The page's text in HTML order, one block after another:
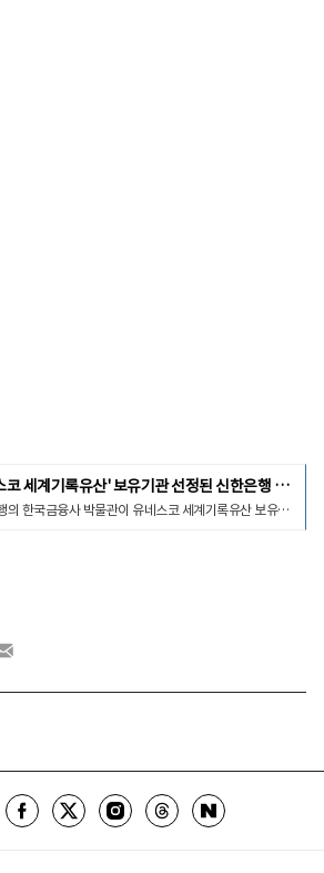
'유네스코 세계기록유산' 보유기관 선정된 신한은행 한국금융사박물관
신한은행의 한국금융사 박물관이 유네스코 세계기록유산 보유기관으로 선정됐다.